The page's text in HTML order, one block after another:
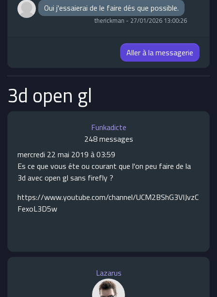
Oui j'essaierai de le faire dés que possible.
therickman - 27/01/2026 13:00:26
Aller à la messagerie
3d open gl
Funkadicte
248 messages
mercredi 22 mai 2019 à 03:59
Es ce que vous éte ou courant que l'on peu faire de la
3d avec open gl sans firefly ?
https://www.youtube.com/channel/UCM2BShG3VIJvzC
FexoL3D5w
Lazarus